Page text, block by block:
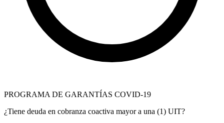
PROGRAMA DE GARANTÍAS COVID-19
¿Tiene deuda en cobranza coactiva mayor a una (1) UIT?